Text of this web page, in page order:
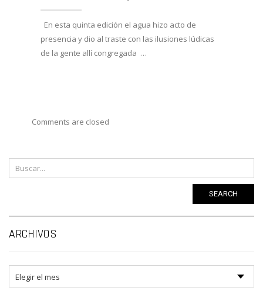
En esta quinta edición el agua hizo acto de
presencia y dio al traste con las ilusiones lúdicas
de la gente allí congregada …
Comments are closed
SEARCH
ARCHIVOS